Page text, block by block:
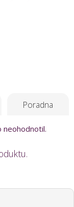
Poradna
neohodnotil.